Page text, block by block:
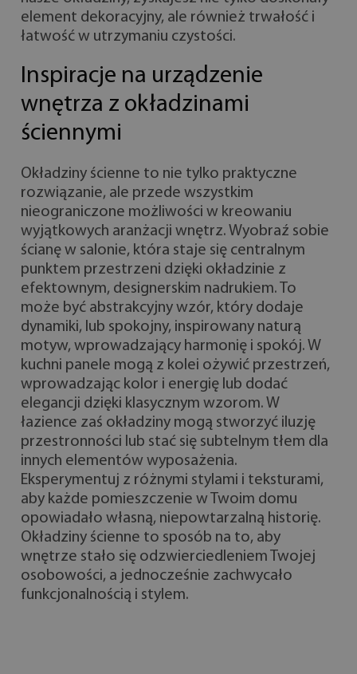
element dekoracyjny, ale również trwałość i
łatwość w utrzymaniu czystości.
Inspiracje na urządzenie
wnętrza z okładzinami
ściennymi
Okładziny ścienne to nie tylko praktyczne
rozwiązanie, ale przede wszystkim
nieograniczone możliwości w kreowaniu
wyjątkowych aranżacji wnętrz. Wyobraź sobie
ścianę w salonie, która staje się centralnym
punktem przestrzeni dzięki okładzinie z
efektownym, designerskim nadrukiem. To
może być abstrakcyjny wzór, który dodaje
dynamiki, lub spokojny, inspirowany naturą
motyw, wprowadzający harmonię i spokój. W
kuchni panele mogą z kolei ożywić przestrzeń,
wprowadzając kolor i energię lub dodać
elegancji dzięki klasycznym wzorom. W
łazience zaś okładziny mogą stworzyć iluzję
przestronności lub stać się subtelnym tłem dla
innych elementów wyposażenia.
Eksperymentuj z różnymi stylami i teksturami,
aby każde pomieszczenie w Twoim domu
opowiadało własną, niepowtarzalną historię.
Okładziny ścienne to sposób na to, aby
wnętrze stało się odzwierciedleniem Twojej
osobowości, a jednocześnie zachwycało
funkcjonalnością i stylem.